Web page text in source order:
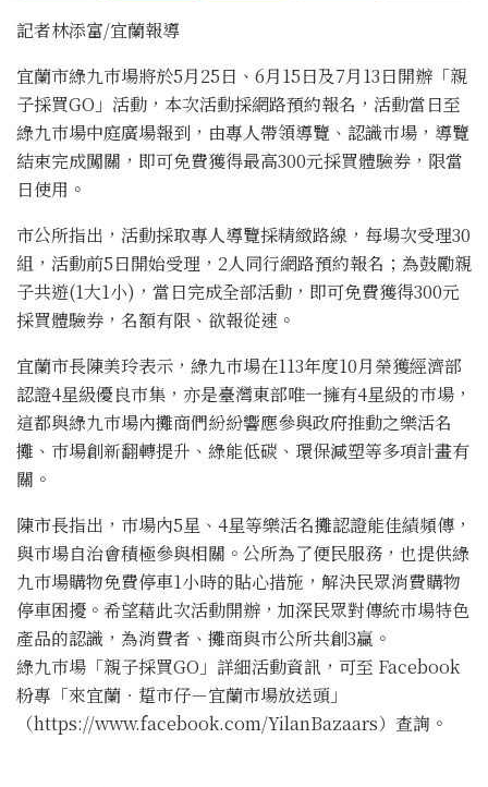
記者林添富/宜蘭報導
宜蘭市綠九巿場將於5月25日、6月15日及7月13日開辦「親
子採買GO」活動，本次活動採網路預約報名，活動當日至
綠九巿場中庭廣場報到，由專人帶領導覽、認識巿場，導覽
結束完成闖關，即可免費獲得最高300元採買體驗券，限當
日使用。
市公所指出，活動採取專人導覽採精緻路線，每場次受理30
組，活動前5日開始受理，2人同行網路預約報名；為鼓勵親
子共遊(1大1小)，當日完成全部活動，即可免費獲得300元
採買體驗券，名額有限、欲報從速。
宜蘭市長陳美玲表示，綠九巿場在113年度10月榮獲經濟部
認證4星級優良巿集，亦是臺灣東部唯一擁有4星級的巿場，
這都與綠九巿場內攤商們紛紛響應參與政府推動之樂活名
攤、巿場創新翻轉提升、綠能低碳、環保減塑等多項計畫有
關。
陳市長指出，巿場內5星、4星等樂活名攤認證能佳績頻傳，
與巿場自治會積極參與相關。公所為了便民服務，也提供綠
九巿場購物免費停車1小時的貼心措施，解決民眾消費購物
停車困擾。希望藉此次活動開辦，加深民眾對傳統巿場特色
產品的認識，為消費者、攤商與巿公所共創3贏。
綠九巿場「親子採買GO」詳細活動資訊，可至 Facebook
粉專「來宜蘭‧踅市仔－宜蘭市場放送頭」
（https://www.facebook.com/YilanBazaars）查詢。